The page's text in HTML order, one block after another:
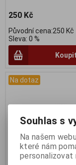
250 Kč
Původní cena:250 Kč
Sleva: 0 %
Koupit
Na dotaz
Souhlas s
Na našem
které nám
personalizovat